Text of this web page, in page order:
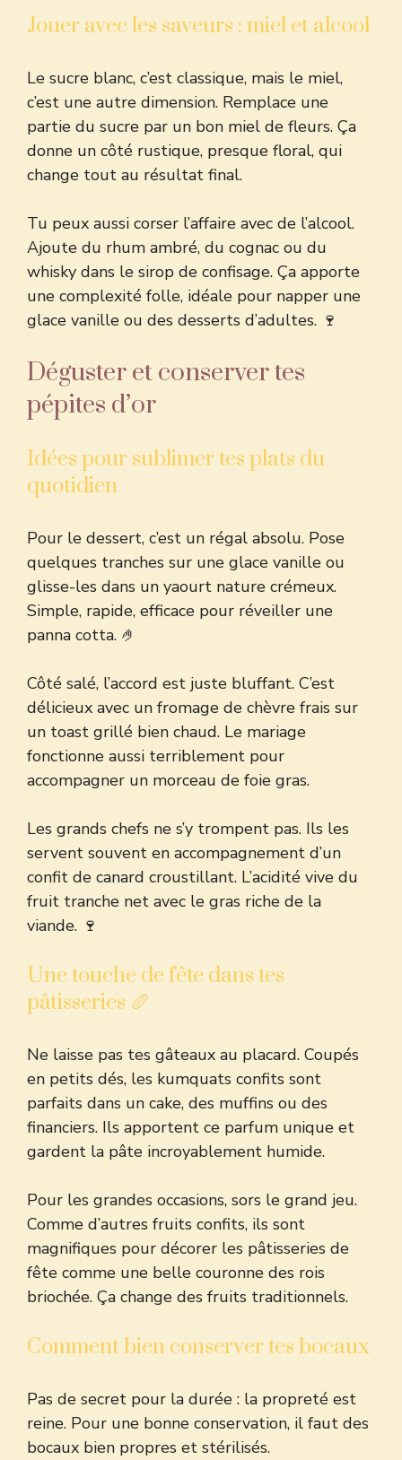
Jouer avec les saveurs : miel et alcool
Le sucre blanc, c’est classique, mais le miel,
c’est une autre dimension. Remplace une
partie du sucre par un bon miel de fleurs. Ça
donne un côté rustique, presque floral, qui
change tout au résultat final.
Tu peux aussi corser l’affaire avec de l’alcool.
Ajoute du rhum ambré, du cognac ou du
whisky dans le sirop de confisage. Ça apporte
une complexité folle, idéale pour napper une
glace vanille ou des desserts d’adultes. 🍷
Déguster et conserver tes
pépites d’or
Idées pour sublimer tes plats du
quotidien
Pour le dessert, c’est un régal absolu. Pose
quelques tranches sur une glace vanille ou
glisse-les dans un yaourt nature crémeux.
Simple, rapide, efficace pour réveiller une
panna cotta. 🤌
Côté salé, l’accord est juste bluffant. C’est
délicieux avec un fromage de chèvre frais sur
un toast grillé bien chaud. Le mariage
fonctionne aussi terriblement pour
accompagner un morceau de foie gras.
Les grands chefs ne s’y trompent pas. Ils les
servent souvent en accompagnement d’un
confit de canard croustillant. L’acidité vive du
fruit tranche net avec le gras riche de la
viande. 🍷
Une touche de fête dans tes
pâtisseries 🥖
Ne laisse pas tes gâteaux au placard. Coupés
en petits dés, les kumquats confits sont
parfaits dans un cake, des muffins ou des
financiers. Ils apportent ce parfum unique et
gardent la pâte incroyablement humide.
Pour les grandes occasions, sors le grand jeu.
Comme d’autres fruits confits, ils sont
magnifiques pour décorer les pâtisseries de
fête comme une belle couronne des rois
briochée. Ça change des fruits traditionnels.
Comment bien conserver tes bocaux
Pas de secret pour la durée : la propreté est
reine. Pour une bonne conservation, il faut des
bocaux bien propres et stérilisés.